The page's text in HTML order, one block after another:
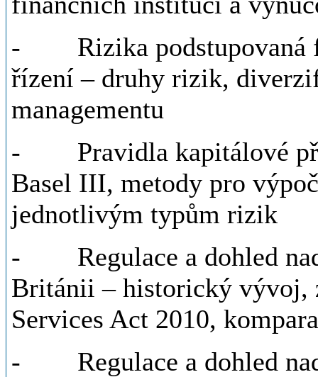
- Rizika podstupovaná
řízení – druhy rizik,
managementu
- Pravidla kapitálové
Basel III, metody pro
jednotlivým typům rizik
- Regulace a dohled nad
Británii – historický vývoj,
Services Act 2010,
- Regulace a dohled nad